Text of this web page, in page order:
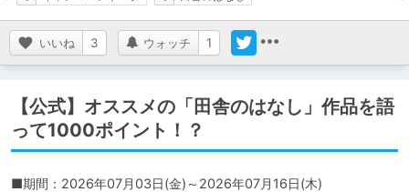
いいね 3 ウォッチ 1
【公式】オススメの「田舎のはなし」作品を語
って1000ポイント！？
■期間：2026年07月03日(金)～2026年07月16日(木)